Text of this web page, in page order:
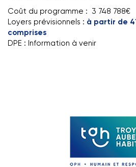
Coût du programme : 3 748 788€
Loyers prévisionnels : à partir de
comprises
DPE : Information à venir